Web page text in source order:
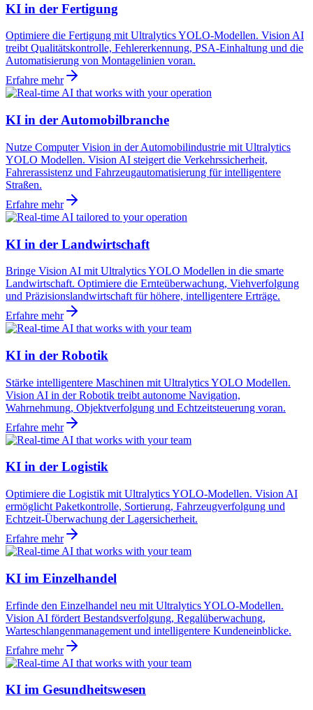
KI in der Fertigung
Optimiere die Fertigung mit Ultralytics YOLO-Modellen. Vision AI
treibt Qualitätskontrolle, Fehlererkennung, PSA-Einhaltung und die
Automatisierung von Montagelinien voran.
Erfahre mehr
KI in der Automobilbranche
Nutze Computer Vision in der Automobilindustrie mit Ultralytics
YOLO Modellen. Vision AI steigert die Verkehrssicherheit,
Fahrerassistenz und Fahrzeugautomatisierung für intelligentere
Straßen.
Erfahre mehr
KI in der Landwirtschaft
Bringe Vision AI mit Ultralytics YOLO Modellen in die smarte
Landwirtschaft. Optimiere die Ernteüberwachung, Viehverfolgung
und Präzisionslandwirtschaft für höhere, intelligentere Erträge.
Erfahre mehr
KI in der Robotik
Stärke intelligentere Maschinen mit Ultralytics YOLO Modellen.
Vision AI in der Robotik treibt autonome Navigation,
Wahrnehmung, Objektverfolgung und Echtzeitsteuerung voran.
Erfahre mehr
KI in der Logistik
Optimiere die Logistik mit Ultralytics YOLO-Modellen. Vision AI
ermöglicht Paketkontrolle, Sortierung, Fahrzeugverfolgung und
Echtzeit-Überwachung der Lagersicherheit.
Erfahre mehr
KI im Einzelhandel
Erfinde den Einzelhandel neu mit Ultralytics YOLO-Modellen.
Vision AI fördert Bestandsverfolgung, Regalüberwachung,
Warteschlangenmanagement und intelligentere Kundeneinblicke.
Erfahre mehr
KI im Gesundheitswesen